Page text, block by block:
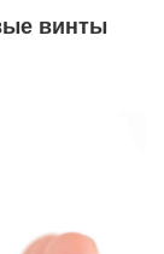
винты